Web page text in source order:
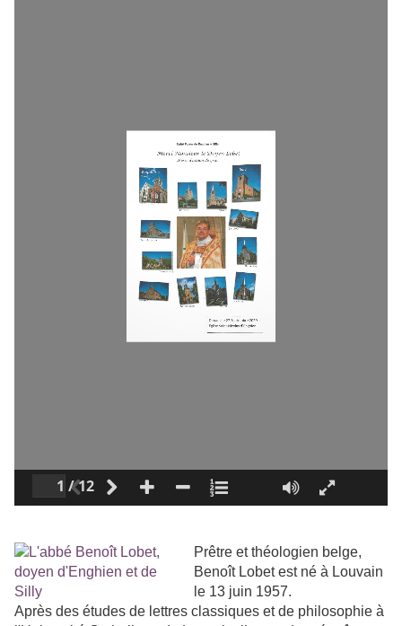
Prêtre et théologien belge,
Benoît Lobet est né à Louvain
le 13 juin 1957.
Après des études de lettres classiques et de philosophie à